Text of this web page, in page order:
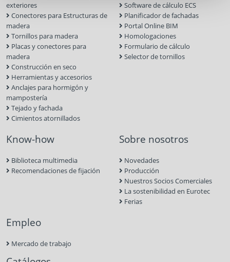
exteriores
Conectores para Estructuras de
madera
Tornillos para madera
Placas y conectores para
madera
Construcción en seco
Herramientas y accesorios
Anclajes para hormigón y
mampostería
Tejado y fachada
Cimientos atornillados
Software de cálculo ECS
Planificador de fachadas
Portal Online BIM
Homologaciones
Formulario de cálculo
Selector de tornillos
Know-how
Biblioteca multimedia
Recomendaciones de fijación
Sobre nosotros
Novedades
Producción
Nuestros Socios Comerciales
La sostenibilidad en Eurotec
Ferias
Empleo
Mercado de trabajo